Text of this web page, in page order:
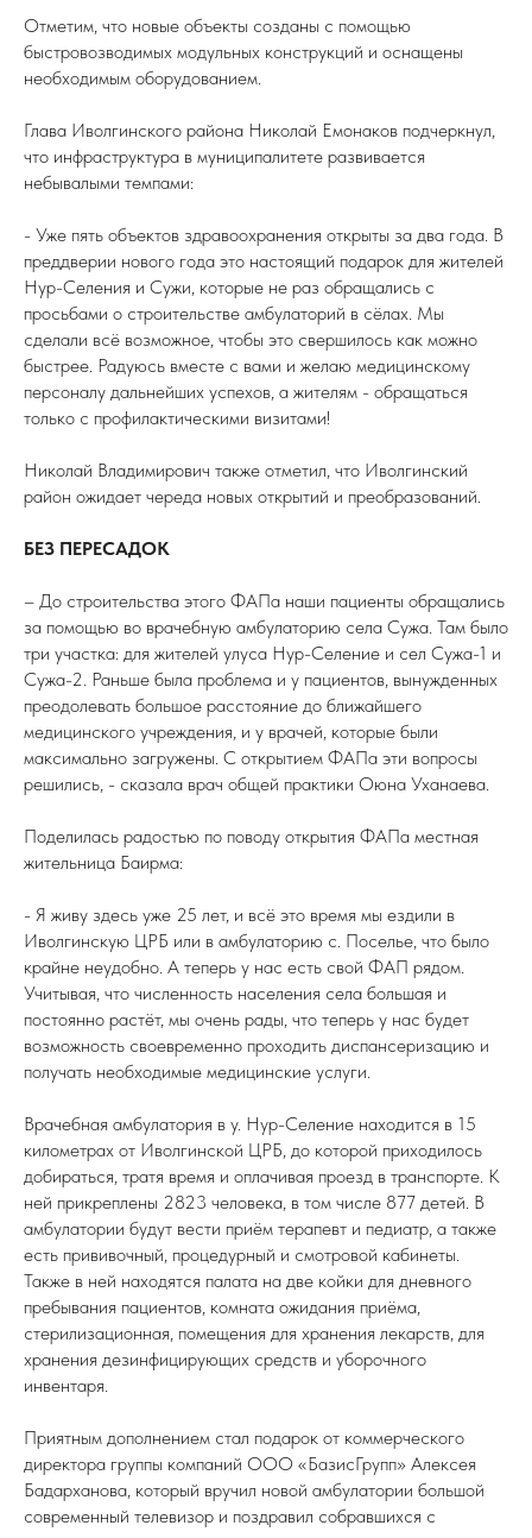
Отметим, что новые объекты созданы с помощью
быстровозводимых модульных конструкций и оснащены
необходимым оборудованием.
Глава Иволгинского района Николай Емонаков подчеркнул,
что инфраструктура в муниципалитете развивается
небывалыми темпами:
- Уже пять объектов здравоохранения открыты за два года. В
преддверии нового года это настоящий подарок для жителей
Нур-Селения и Сужи, которые не раз обращались с
просьбами о строительстве амбулаторий в сёлах. Мы
сделали всё возможное, чтобы это свершилось как можно
быстрее. Радуюсь вместе с вами и желаю медицинскому
персоналу дальнейших успехов, а жителям - обращаться
только с профилактическими визитами!
Николай Владимирович также отметил, что Иволгинский
район ожидает череда новых открытий и преобразований.
БЕЗ ПЕРЕСАДОК
– До строительства этого ФАПа наши пациенты обращались
за помощью во врачебную амбулаторию села Сужа. Там было
три участка: для жителей улуса Нур-Селение и сел Сужа-1 и
Сужа-2. Раньше была проблема и у пациентов, вынужденных
преодолевать большое расстояние до ближайшего
медицинского учреждения, и у врачей, которые были
максимально загружены. С открытием ФАПа эти вопросы
решились, - сказала врач общей практики Оюна Уханаева.
Поделилась радостью по поводу открытия ФАПа местная
жительница Баирма:
- Я живу здесь уже 25 лет, и всё это время мы ездили в
Иволгинскую ЦРБ или в амбулаторию с. Поселье, что было
крайне неудобно. А теперь у нас есть свой ФАП рядом.
Учитывая, что численность населения села большая и
постоянно растёт, мы очень рады, что теперь у нас будет
возможность своевременно проходить диспансеризацию и
получать необходимые медицинские услуги.
Врачебная амбулатория в у. Нур-Селение находится в 15
километрах от Иволгинской ЦРБ, до которой приходилось
добираться, тратя время и оплачивая проезд в транспорте. К
ней прикреплены 2823 человека, в том числе 877 детей. В
амбулатории будут вести приём терапевт и педиатр, а также
есть прививочный, процедурный и смотровой кабинеты.
Также в ней находятся палата на две койки для дневного
пребывания пациентов, комната ожидания приёма,
стерилизационная, помещения для хранения лекарств, для
хранения дезинфицирующих средств и уборочного
инвентаря.
Приятным дополнением стал подарок от коммерческого
директора группы компаний ООО «БазисГрупп» Алексея
Бадарханова, который вручил новой амбулатории большой
современный телевизор и поздравил собравшихся с